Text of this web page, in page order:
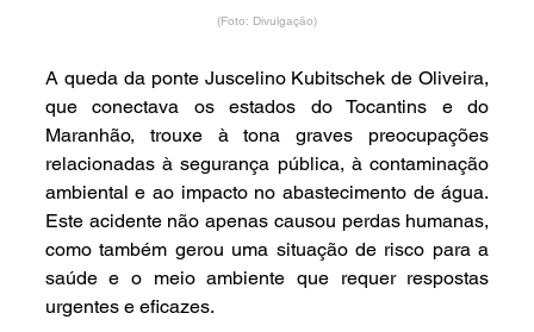
(Foto: Divulgação)
A queda da ponte Juscelino Kubitschek de Oliveira,
que conectava os estados do Tocantins e do
Maranhão, trouxe à tona graves preocupações
relacionadas à segurança pública, à contaminação
ambiental e ao impacto no abastecimento de água.
Este acidente não apenas causou perdas humanas,
como também gerou uma situação de risco para a
saúde e o meio ambiente que requer respostas
urgentes e eficazes.